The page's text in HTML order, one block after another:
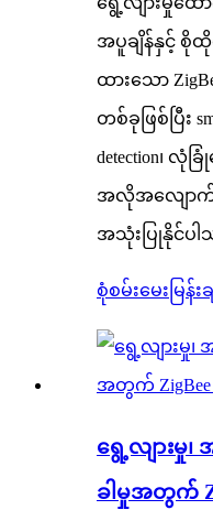
အပူချိန်နှင့် စိုထို
ထားသော
တစ်ခုဖြစ်ပြီး
detection၊ လုံ
အလိုအလျောက်
အသုံးပြုနိုင်ပ
စုံစမ်းမေးမြန်း
ရွေ့လျားမှု၊
ခါမှုအတွက်